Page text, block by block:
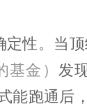
定性。当
金） 发
能跑通后